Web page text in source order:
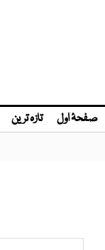
صفحۂ اول تازہ ترین